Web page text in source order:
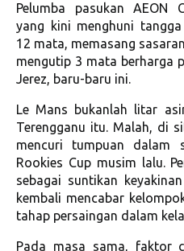
Pelumba pasukan AEON
yang kini menghuni
12 mata, memasang
mengutip 3 mata berharga
Jerez, baru-baru ini.
Le Mans bukanlah litar
Terengganu itu. Malah, di
mencuri tumpuan dalam
Rookies Cup musim lalu.
sebagai suntikan
kembali mencabar
tahap persaingan dalam
Pada masa sama, faktor